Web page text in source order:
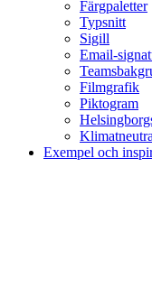
Färgpaletter
Typsnitt
Sigill
Email-
Filmgrafik
Piktogram
Exempel och